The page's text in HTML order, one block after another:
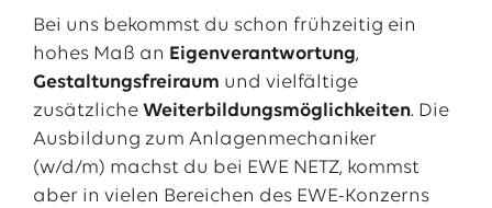
Du hast bei EWE die großen Vorteile, in einem
großen Unternehmen mit vielen Abteilungen zu
lernen, zu arbeiten und überall mal
reinschnuppern zu können. In meiner Ausbildung
wurde ich im dritten Ausbildungsjahr auch bei
unseren Vertragsfirmen eingesetzt und konnte
dort viele Erfahrungen sammeln.
Bei uns bekommst du schon frühzeitig ein
hohes Maß an Eigenverantwortung,
Gestaltungsfreiraum und vielfältige
zusätzliche Weiterbildungsmöglichkeiten. Die
Ausbildung zum Anlagenmechaniker
(w/d/m) machst du bei EWE NETZ, kommst
aber in vielen Bereichen des EWE-Konzerns